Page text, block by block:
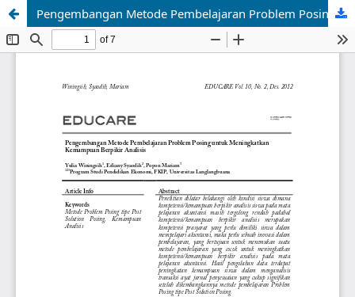
Pengembangan Metode Pembelajaran Problem Posing untuk Meningkatkan Kemampuan Berpikir Analisis